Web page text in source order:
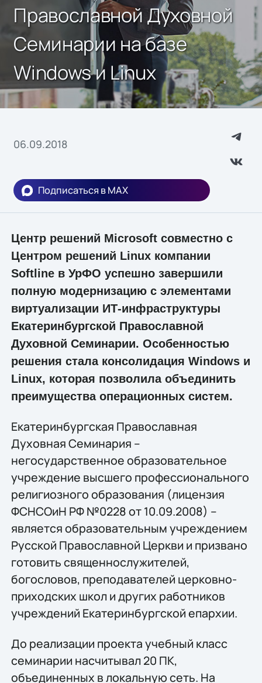
Православной Духовной
Семинарии на базе
Windows и Linux
06.09.2018
Подписаться в MAX
Центр решений Microsoft совместно с
Центром решений Linux компании
Softline в УрФО успешно завершили
полную модернизацию с элементами
виртуализации ИТ-инфраструктуры
Екатеринбургской Православной
Духовной Семинарии. Особенностью
решения стала консолидация Windows и
Linux, которая позволила объединить
преимущества операционных систем.
Екатеринбургская Православная
Духовная Семинария –
негосударственное образовательное
учреждение высшего профессионального
религиозного образования (лицензия
ФСНСОиН РФ №0228 от 10.09.2008) –
является образовательным учреждением
Русской Православной Церкви и призвано
готовить священнослужителей,
богословов, преподавателей церковно-
приходских школ и других работников
учреждений Екатеринбургской епархии.
До реализации проекта учебный класс
семинарии насчитывал 20 ПК,
объединенных в локальную сеть. На